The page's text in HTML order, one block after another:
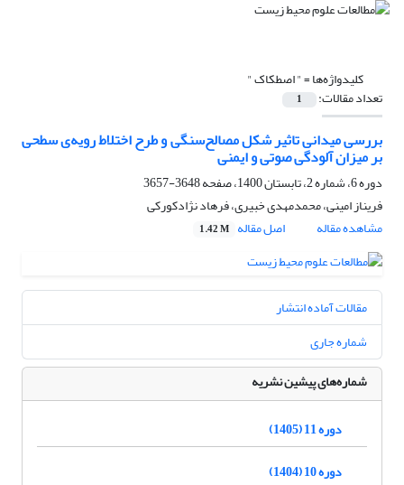
کلیدواژه‌ها =" اصطکاک "
تعداد مقالات: 1
بررسی میدانی تاثیر شکل مصالح‌سنگی و طرح اختلاط رویه‌ی سطحی
بر میزان آلودگی صوتی و ایمنی
دوره 6، شماره 2، تابستان 1400، صفحه
3648-3657
فریناز امینی، محمدمهدی خبیری، فرهاد نژادکورکی
مشاهده مقاله
اصل مقاله 1.42 M
مقالات آماده انتشار
شماره جاری
شماره‌های پیشین نشریه
دوره 11 (1405)
دوره 10 (1404)